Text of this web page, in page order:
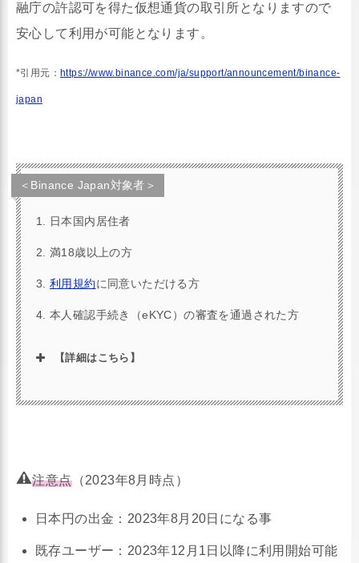
融庁の許認可を得た仮想通貨の取引所となりますので
安心して利用が可能となります。
*引用元： https://www.binance.com/ja/support/announcement/binance-
japan
＜Binance Japan対象者＞
日本国内居住者
満18歳以上の方
利用規約に同意いただける方
本人確認手続き（eKYC）の審査を通過された方
【詳細はこちら】
Binanceは世界で1億4千万人の利用者を有し、日次
完了し、審査を通過したお客様が対象となります。
2023年8月1日開始時点。
注意点（2023年8月時点）
日本円の出金：2023年8月20日になる事
既存ユーザー：2023年12月1日以降に利用開始可能